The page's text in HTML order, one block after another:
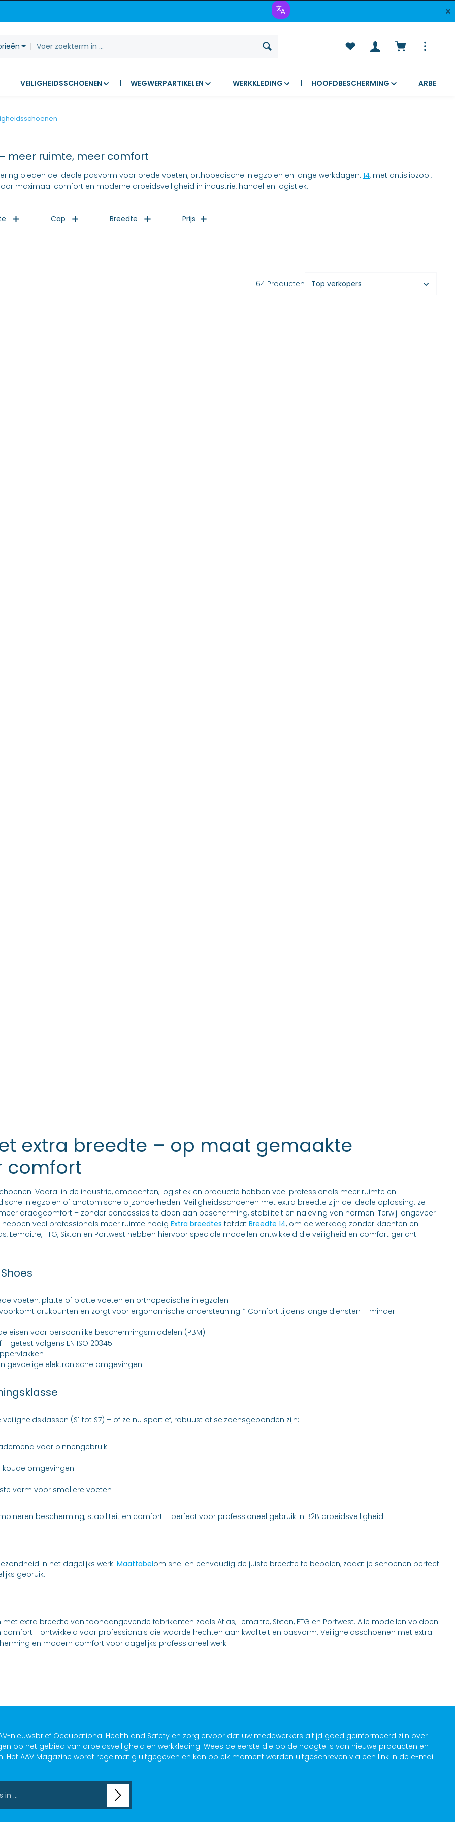
VEILIGHEIDSSCHOENEN WEGWERPARTIKELEN WERKKLEDING HOOFDBESCHERMING
meer ruimte, meer comfort
bieden de ideale pasvorm voor brede voeten, orthopedische inlegzolen en lange werkdagen. 14, met antislipzool,
maximaal comfort en moderne arbeidsveiligheid in industrie, handel en logistiek.
Cap Breedte Prijs
64 Producten
extra breedte – op maat gemaakte
comfort
Vooral in de industrie, ambachten, logistiek en productie hebben veel professionals meer ruimte en
inlegzolen of anatomische bijzonderheden. Veiligheidsschoenen met extra breedte zijn de ideale oplossing: ze
draagcomfort – zonder concessies te doen aan bescherming, stabiliteit en naleving van normen. Terwijl ongeveer
hebben veel professionals meer ruimte nodig Extra breedtes totdat Breedte 14, om de werkdag zonder klachten en
Lemaitre, FTG, Sixton en Portwest hebben hiervoor speciale modellen ontwikkeld die veiligheid en comfort gericht
voeten, platte of platte voeten en orthopedische inlegzolen
drukpunten en zorgt voor ergonomische ondersteuning * Comfort tijdens lange diensten – minder
eisen voor persoonlijke beschermingsmiddelen (PBM)
getest volgens EN ISO 20345
gevoelige elektronische omgevingen
(S1 tot S7) – of ze nu sportief, robuust of seizoensgebonden zijn:
voor binnengebruik
koude omgevingen
vorm voor smallere voeten
bescherming, stabiliteit en comfort – perfect voor professioneel gebruik in B2B arbeidsveiligheid.
in het dagelijks werk. Maattabelom snel en eenvoudig de juiste breedte te bepalen, zodat je schoenen perfect
gebruik.
extra breedte van toonaangevende fabrikanten zoals Atlas, Lemaitre, Sixton, FTG en Portwest. Alle modellen voldoen
- ontwikkeld voor professionals die waarde hechten aan kwaliteit en pasvorm. Veiligheidsschoenen met extra
en modern comfort voor dagelijks professioneel werk.
nieuwsbrief Occupational Health and Safety en zorg ervoor dat uw medewerkers altijd goed geïnformeerd zijn over
op het gebied van arbeidsveiligheid en werkkleding. Wees de eerste die op de hoogte is van nieuwe producten en
Het AAV Magazine wordt regelmatig uitgegeven en kan op elk moment worden uitgeschreven via een link in de e-mail